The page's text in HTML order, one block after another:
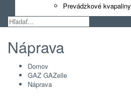
Prevádzkové kvapaliny
Náprava
Domov
GAZ GAZelle
Náprava